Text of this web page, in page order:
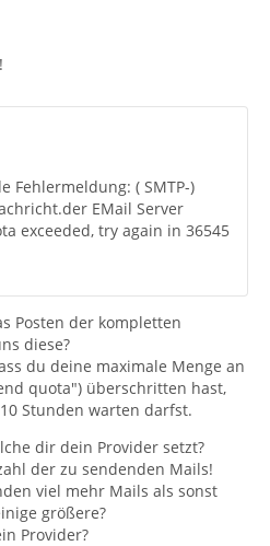
Fehlermeldung: ( SMTP-)
EMail Server
exceeded, try again in 36545
Posten der kompletten
diese?
du deine maximale Menge an
quota") überschritten hast,
Stunden warten darfst.
dir dein Provider setzt?
der zu sendenden Mails!
viel mehr Mails als sonst
größere?
Provider?